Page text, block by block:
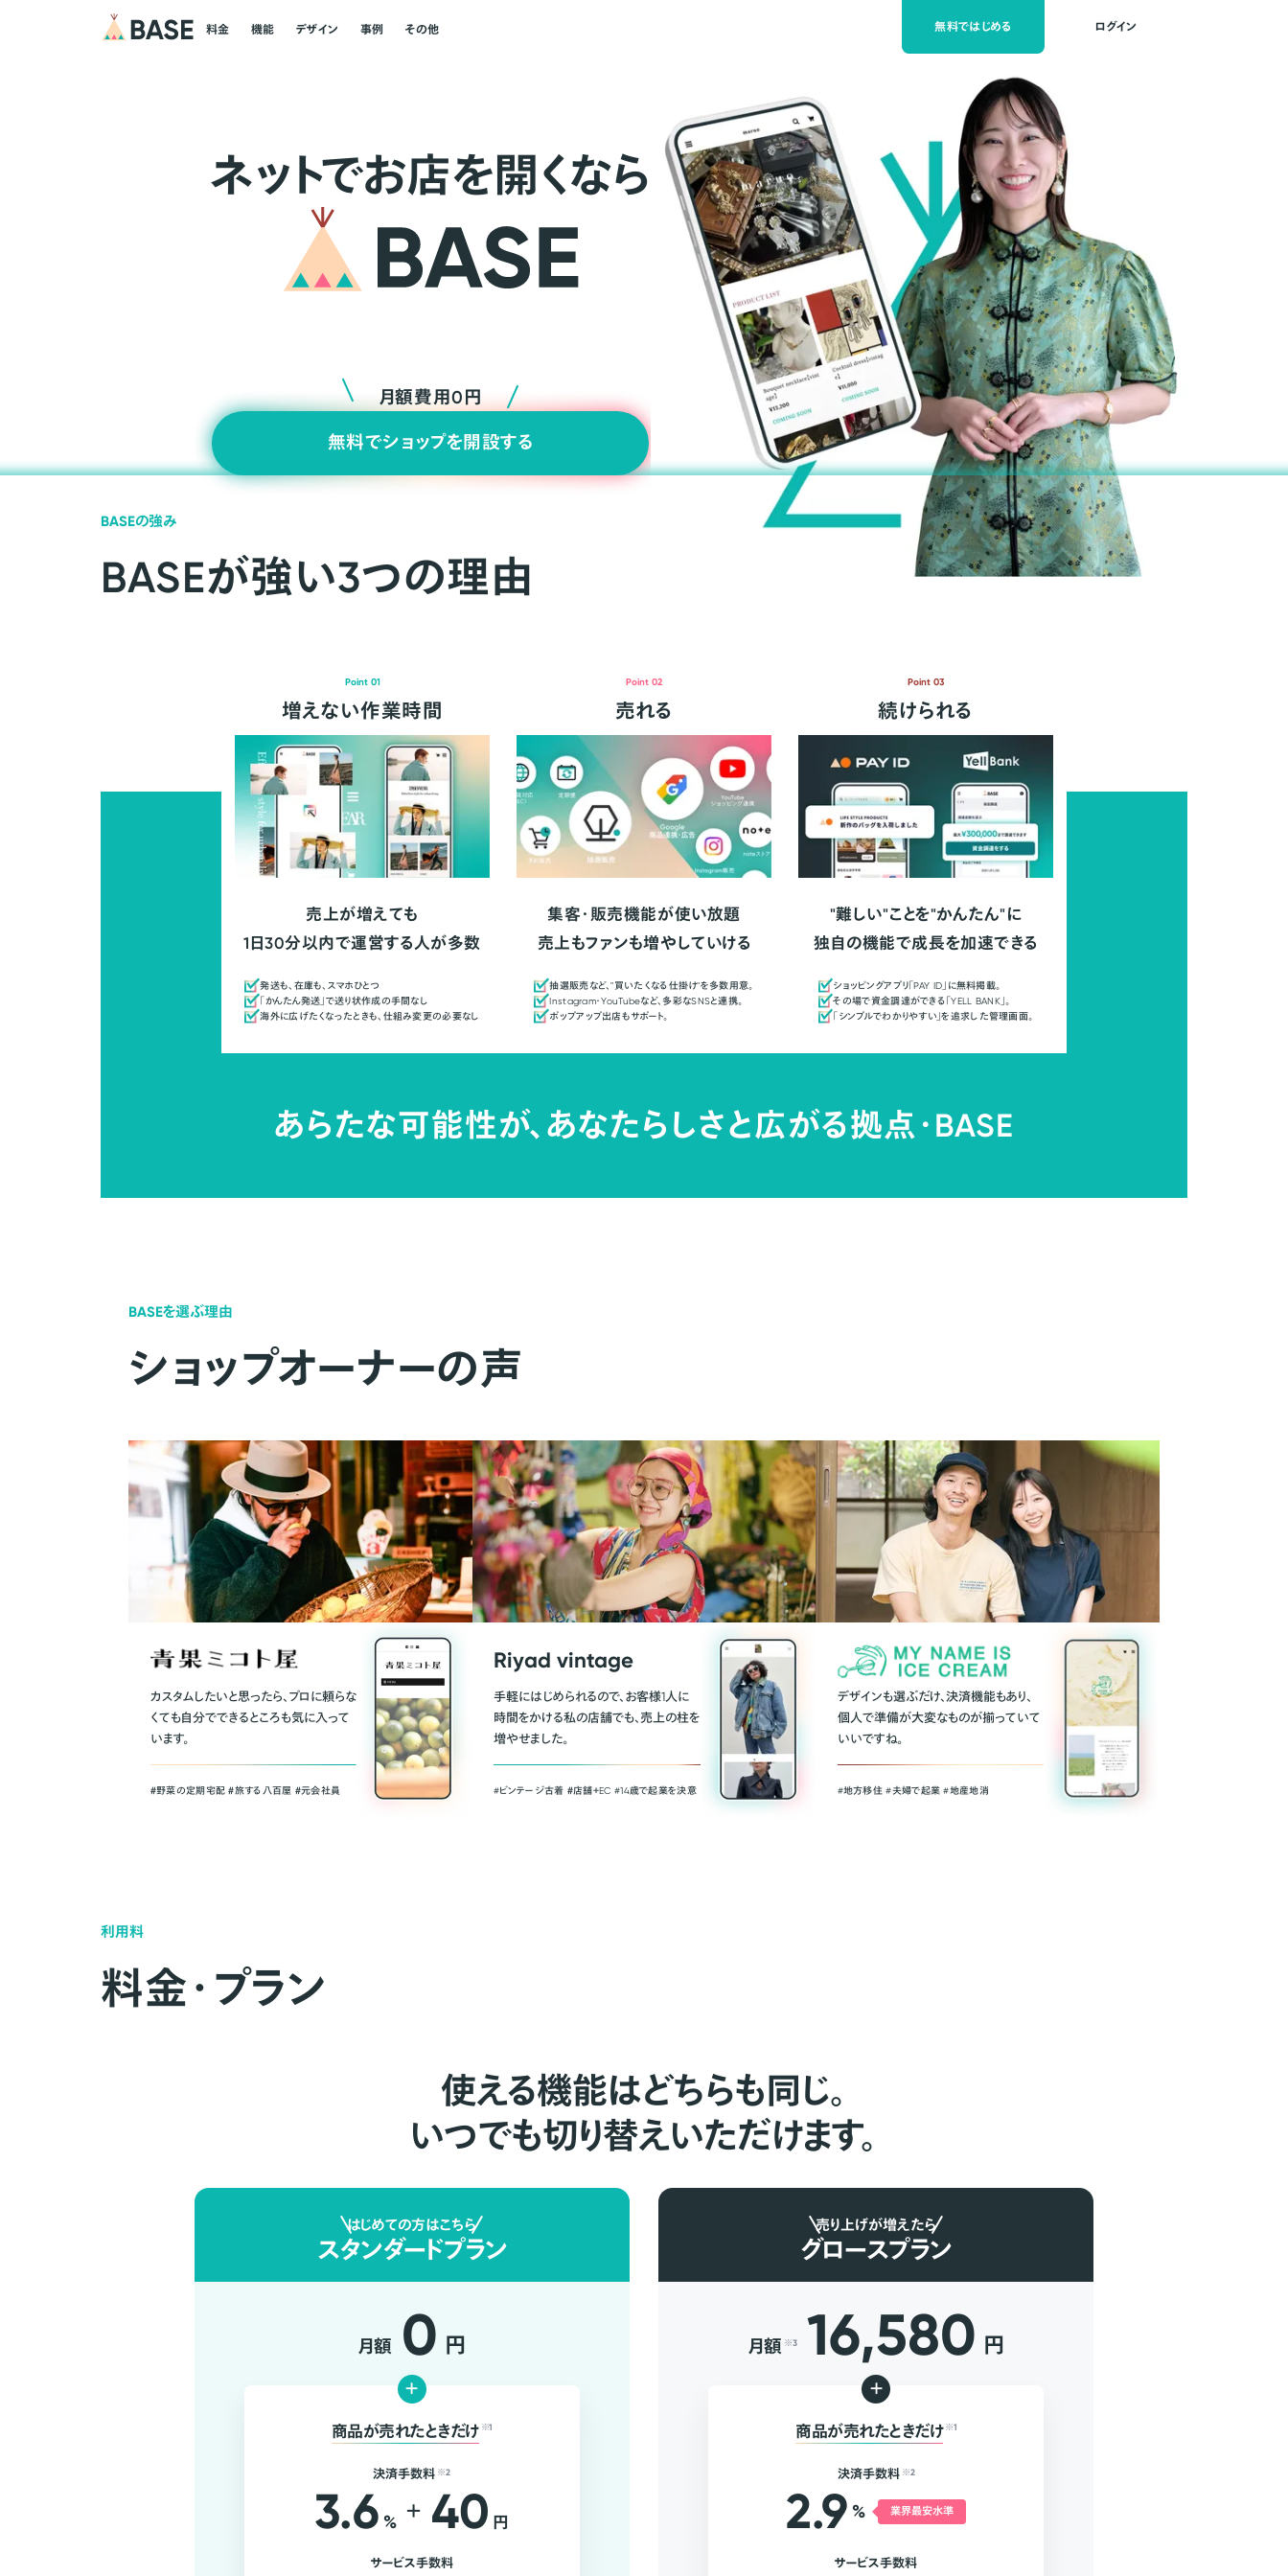
料金 機能 デザイン 事例 その他 無料ではじめる ログイン
ネッ トでお店を開くなら
月額費用0円
無料でショップを開設する
BASEの強み
BASEが強い3つの理由
Point 01
増えない作業時間
売上が増えても
1日30分以内で運営する人が多数
発送も、在庫も、スマホひとつ
「かんたん発送」で送り状作成の手間なし
海外に広げたくなったときも、仕組み変更の必要なし
Point 02
売れる
集客・販売機能が使い放題
売上もファンも増やしていける
抽選販売など、"買いたくなる仕掛け"を多数用意。
Instagram・YouTubeなど、多彩なSNSと連携。
ポップアップ出店もサポート。
Point 03
続けられる
"難しい"ことを"かんたん"に
独自の機能で成長を加速できる
ショッピングアプリ「PAY ID」に無料掲載。
その場で資金調達ができる「YELL BANK」。
「シンプルでわかりやすい」を追求した管理画面。
あらたな可能性が、あなたらしさと広がる拠点・BASE
BASEを選ぶ理由
ショップオーナーの声
カスタムしたいと思ったら、プロに頼らな
くても自分でできるところも気に入って
います。
＃野菜の定期宅配 ＃旅する八百屋 ＃元会社員
Riyad vintage
手軽にはじめられるので、お客様1人に
時間をかける私の店舗でも、売上の柱を
増やせました。
#ビンテージ古着 ＃店舗＋EC #14歳で起業を決意
デザインも選ぶだけ、決済機能もあり、
個人で準備が大変なものが揃っていて
いいですね。
#地方移住 #夫婦で起業 #地産地消
利用料
料金・プラン
使える機能はどちらも同じ。
いつでも切り替えいただけます。
はじめての方はこちら
スタンダードプラン
月額 0 円
+
商品が売れたときだけ ※1
決済手数料 ※2
3.6 % + 40 円
サービス手数料
売り上げが増えたら
グロースプラン
月額 ※3 16,580 円
+
商品が売れたときだけ ※1
決済手数料 ※2
2.9 % 業界最安水準
サービス手数料